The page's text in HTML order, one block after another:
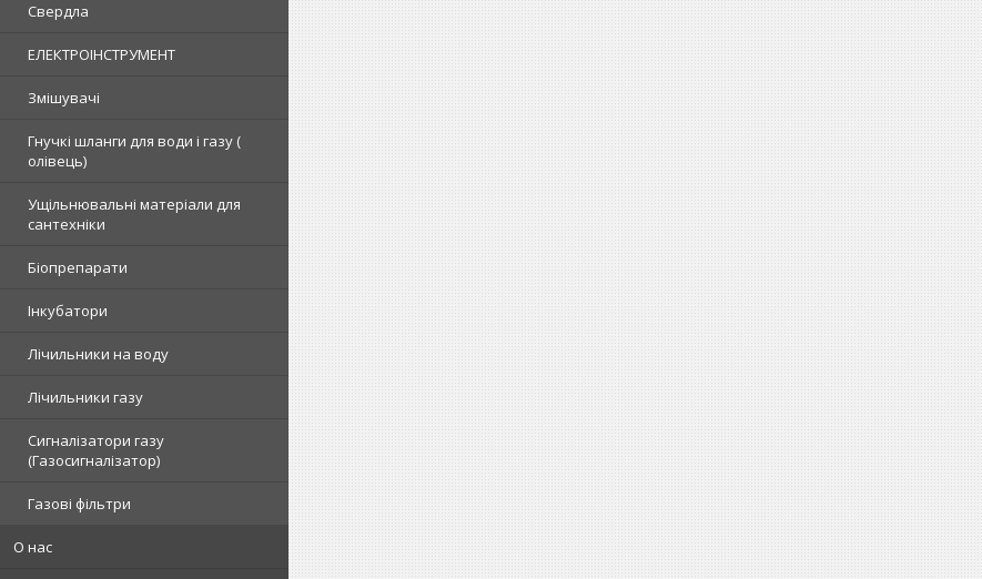
Свердла
ЕЛЕКТРОІНСТРУМЕНТ
Змішувачі
Гнучкі шланги для води і газу (
олівець)
Ущільнювальні матеріали для
сантехніки
Біопрепарати
Інкубатори
Лічильники на воду
Лічильники газу
Сигналізатори газу
(Газосигналізатор)
Газові фільтри
О нас